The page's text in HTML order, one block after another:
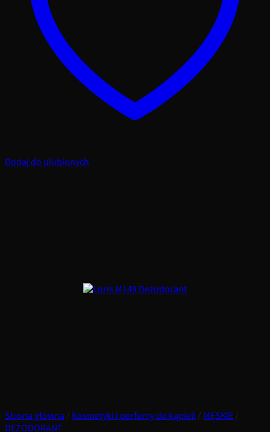
Dodaj do ulubionych
Strona główna Kosmetyki i perfumy do kąpieli MĘSKIE
DEZODORANT